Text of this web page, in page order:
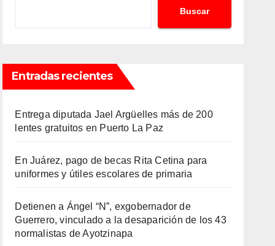
Buscar
Entradas recientes
Entrega diputada Jael Argüelles más de 200
lentes gratuitos en Puerto La Paz
En Juárez, pago de becas Rita Cetina para
uniformes y útiles escolares de primaria
Detienen a Ángel “N”, exgobernador de
Guerrero, vinculado a la desaparición de los 43
normalistas de Ayotzinapa